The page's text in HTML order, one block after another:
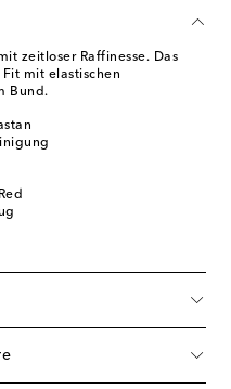
zeitloser Raffinesse. Das
mit elastischen
Bund.